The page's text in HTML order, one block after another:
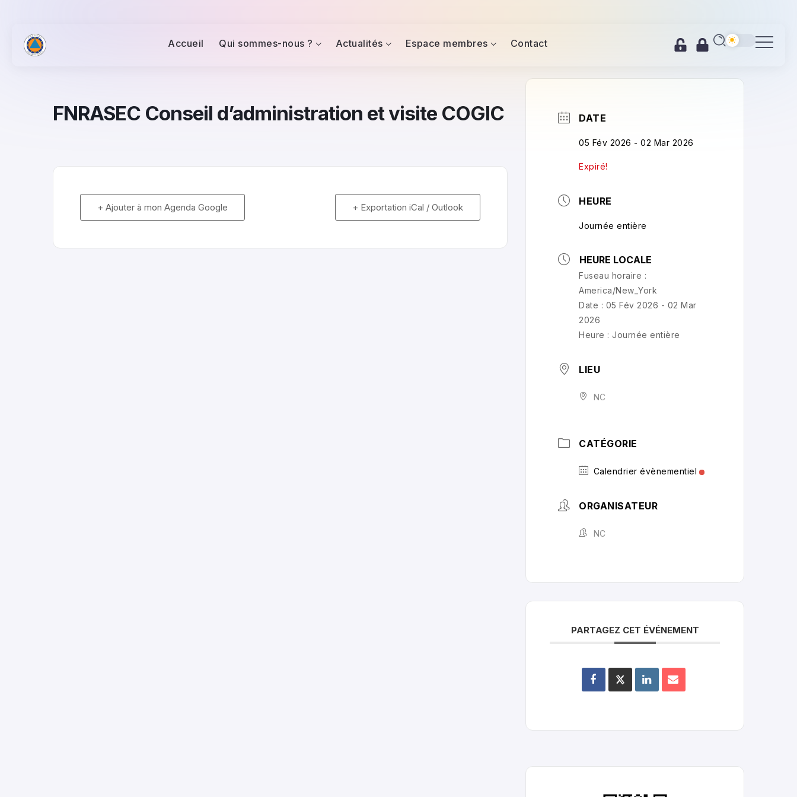
Accueil Qui sommes-nous ? Actualités Espace membres Contact
FNRASEC Conseil d’administration et visite COGIC
+ Ajouter à mon Agenda Google + Exportation iCal / Outlook
DATE
05 Fév 2026 - 02 Mar 2026
Expiré!
HEURE
Journée entière
HEURE LOCALE
Fuseau horaire :
America/New_York
Date : 05 Fév 2026 - 02 Mar
2026
Heure :Journée entière
LIEU
NC
CATÉGORIE
Calendrier évènementiel
ORGANISATEUR
NC
PARTAGEZ CET ÉVÉNEMENT